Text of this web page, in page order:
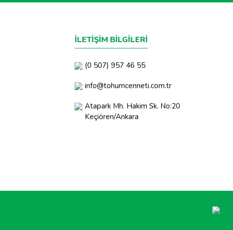
İLETİŞİM BİLGİLERİ
(0 507) 957 46 55
info@tohumcenneti.com.tr
Atapark Mh. Hakim Sk. No:20
Keçiören/Ankara